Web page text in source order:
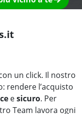
un click. Il nostro
rendere l’acquisto
esicuro. Per
Team lavora ogni